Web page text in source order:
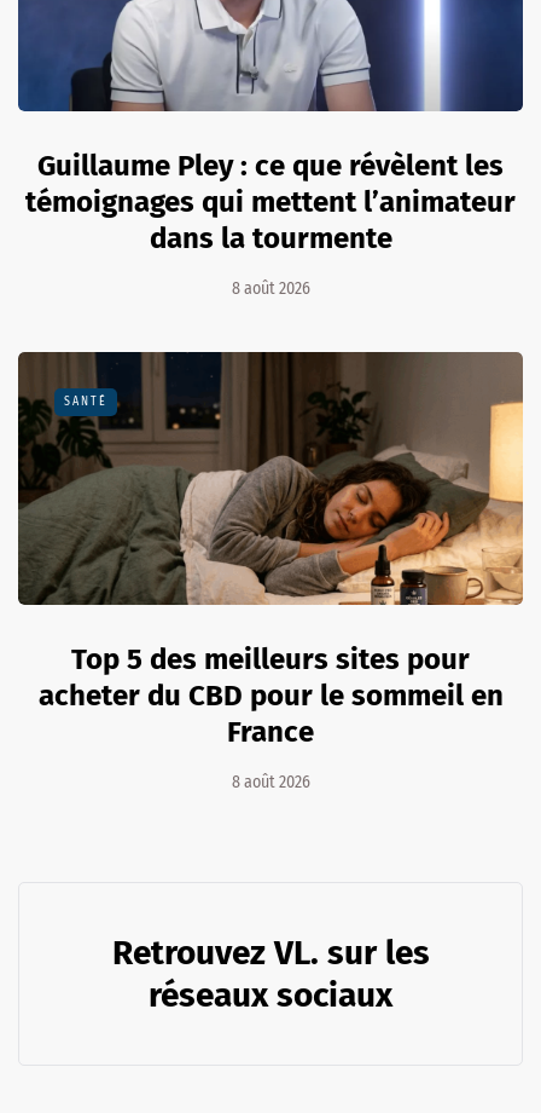
Guillaume Pley : ce que révèlent les
témoignages qui mettent l’animateur
dans la tourmente
8 août 2026
SANTÉ
Top 5 des meilleurs sites pour
acheter du CBD pour le sommeil en
France
8 août 2026
Retrouvez VL. sur les
réseaux sociaux